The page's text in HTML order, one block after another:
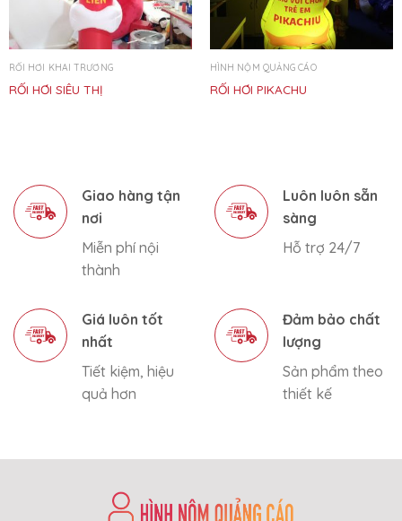
RỐI HƠI KHAI TRƯƠNG
RỐI HƠI SIÊU THỊ
HÌNH NỘM QUẢNG CÁO
RỐI HƠI PIKACHU
Giao hàng tận
nơi
Miễn phí nội
thành
Luôn luôn sẵn
sàng
Hỗ trợ 24/7
Giá luôn tốt
nhất
Tiết kiệm, hiệu
quả hơn
Đảm bảo chất
lượng
Sản phẩm theo
thiết kế